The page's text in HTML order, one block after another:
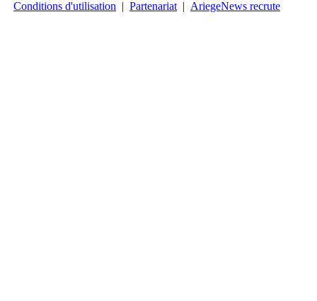
Conditions d'utilisation | Partenariat | AriegeNews recrute